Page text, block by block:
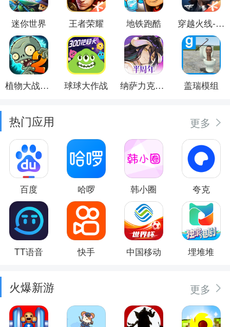
迷你世界 王者荣耀 地铁跑酷 穿越火线-枪战王者
植物大战僵尸2 球球大作战 纳萨力克之王 盖瑞模组
热门应用 更多
百度 哈啰 韩小圈 夸克
TT语音 快手 中国移动 埋堆堆
火爆新游 更多